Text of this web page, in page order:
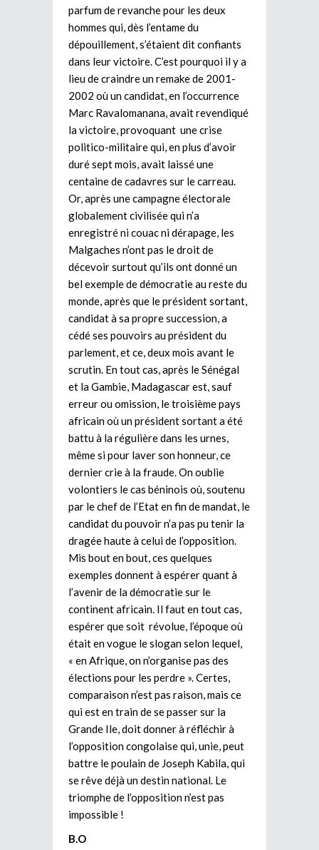
parfum de revanche pour les deux
hommes qui, dès l’entame du
dépouillement, s’étaient dit confiants
dans leur victoire. C’est pourquoi il y a
lieu de craindre un remake de 2001-
2002 où un candidat, en l’occurrence
Marc Ravalomanana, avait revendiqué
la victoire, provoquant une crise
politico-militaire qui, en plus d’avoir
duré sept mois, avait laissé une
centaine de cadavres sur le carreau.
Or, après une campagne électorale
globalement civilisée qui n’a
enregistré ni couac ni dérapage, les
Malgaches n’ont pas le droit de
décevoir surtout qu’ils ont donné un
bel exemple de démocratie au reste du
monde, après que le président sortant,
candidat à sa propre succession, a
cédé ses pouvoirs au président du
parlement, et ce, deux mois avant le
scrutin. En tout cas, après le Sénégal
et la Gambie, Madagascar est, sauf
erreur ou omission, le troisième pays
africain où un président sortant a été
battu à la régulière dans les urnes,
même si pour laver son honneur, ce
dernier crie à la fraude. On oublie
volontiers le cas béninois où, soutenu
par le chef de l’Etat en fin de mandat, le
candidat du pouvoir n’a pas pu tenir la
dragée haute à celui de l’opposition.
Mis bout en bout, ces quelques
exemples donnent à espérer quant à
l’avenir de la démocratie sur le
continent africain. Il faut en tout cas,
espérer que soit révolue, l’époque où
était en vogue le slogan selon lequel,
« en Afrique, on n’organise pas des
élections pour les perdre ». Certes,
comparaison n’est pas raison, mais ce
qui est en train de se passer sur la
Grande Ile, doit donner à réfléchir à
l’opposition congolaise qui, unie, peut
battre le poulain de Joseph Kabila, qui
se rêve déjà un destin national. Le
triomphe de l’opposition n’est pas
impossible !
B.O